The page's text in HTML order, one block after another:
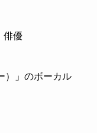
俳優
）」のボーカル